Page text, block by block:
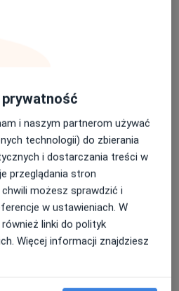
(trudne zmiany
Przewlekły stres
i naszym partnerom używać
technologii) do zbierania
i dostarczania treści w
przeglądania stron
możesz sprawdzić i
w ustawieniach. W
linki do polityk
Więcej informacji znajdziesz